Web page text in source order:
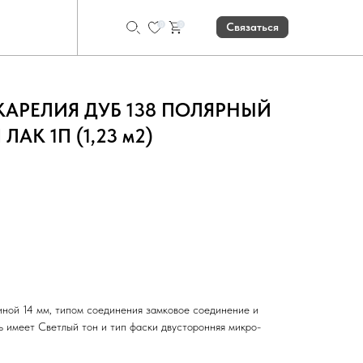
Связаться
КАРЕЛИЯ ДУБ 138 ПОЛЯРНЫЙ
1П (1,23 м2)
14 мм, типом соединения замковое соединение и
Светлый тон и тип фаски двусторонняя микро-